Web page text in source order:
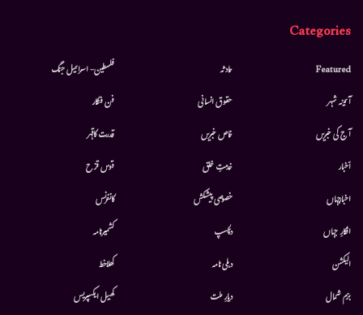
Categories
Featured
آئینہ شہر
آج کی خبریں
أخبار
اخبارجہاں
افکارِ جہاں
الیکشن
بزم شمال
حادثہ
حقوق انسانی
خاص خبریں
خدمتِ خلق
خصوصی پیشکش
دلچسپ
دہلی نامہ
دیارِ ملت
فلسطین- اسرائیل جنگ
فن فنکار
قدرت کاقہر
قوس قزح
کانفرنس
کشمیرنامہ
کھلاخط
کھیل ایکسپریس